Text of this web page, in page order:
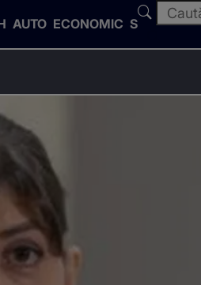
AUTO ECONOMIC SPORT